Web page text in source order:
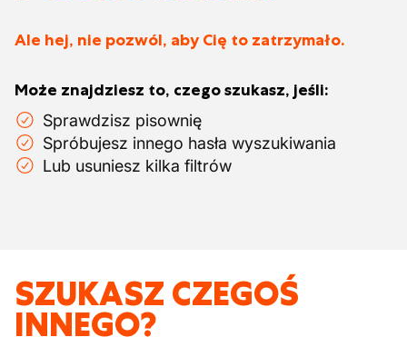
Ale hej, nie pozwól, aby Cię to zatrzymało.
Może znajdziesz to, czego szukasz, jeśli:
Sprawdzisz pisownię
Spróbujesz innego hasła wyszukiwania
Lub usuniesz kilka filtrów
SZUKASZ CZEGOŚ
INNEGO?